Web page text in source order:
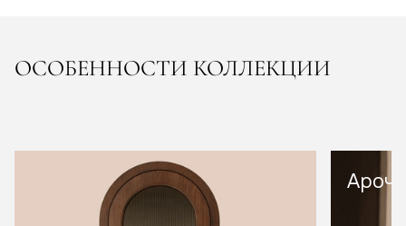
ОСОБЕННОСТИ КОЛЛЕКЦИИ